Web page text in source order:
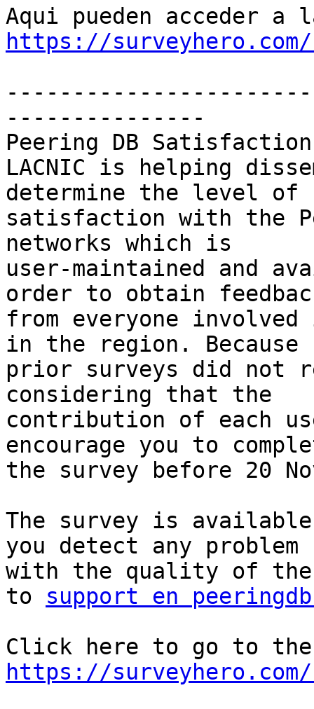
https://surveyhero.com/
---------------
Peering DB
LACNIC is helping
determine the level of
satisfaction with the
networks which is
user-maintained and
order to obtain
from everyone
in the region. Because
prior surveys did not
considering that the
contribution of each
encourage you to
the survey before 20
The survey is
you detect any problem
with the quality of
to support en
https://surveyhero.com/